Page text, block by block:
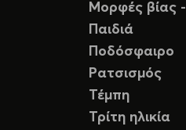
Μορφές βίας
Παιδιά
Ποδόσφαιρο
Ρατσισμός
Τέμπη
Τρίτη ηλικία